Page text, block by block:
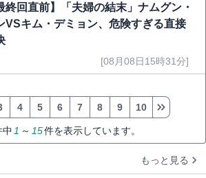
終回直前】「夫婦の結末」ナムグン・
VSキム・デミョン、危険すぎる直接
[08月08日15時31分]
中 1 ～ 15件を表示しています。
4 5 6 7 8 9 10
もっと見る